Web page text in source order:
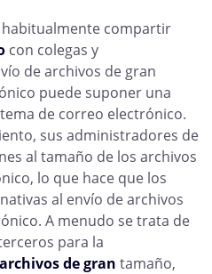
habitualmente compartir
con colegas y
de archivos de gran
puede suponer una
de correo electrónico.
sus administradores de
al tamaño de los archivos
lo que hace que los
al envío de archivos
A menudo se trata de
para la
de gran tamaño,